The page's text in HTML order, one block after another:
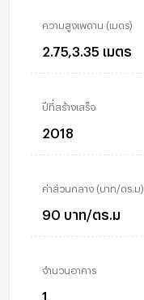
ความสูงเพดาน (เมตร)
2.75,3.35 เมตร
ปีที่สร้างเสร็จ
2018
ค่าส่วนกลาง (บาท/ตร.ม)
90 บาท/ตร.ม
จำนวนอาคาร
1